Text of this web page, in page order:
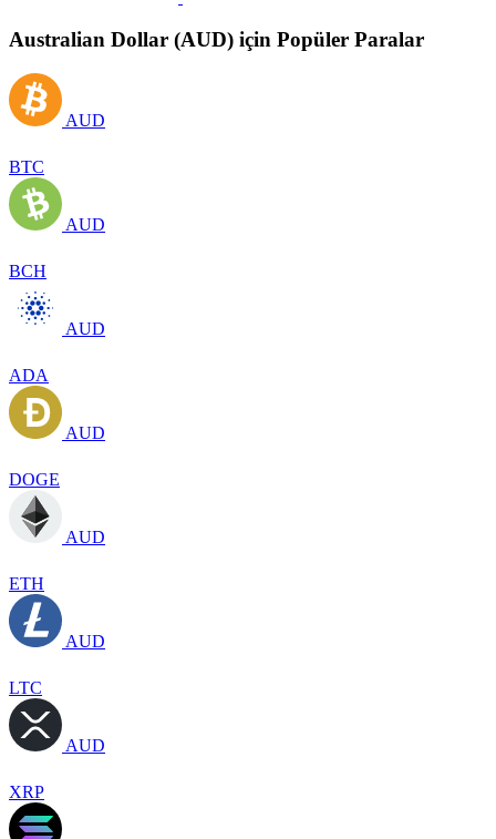
Australian Dollar (AUD) için Popüler Paralar
AUD
BTC
AUD
BCH
AUD
ADA
AUD
DOGE
AUD
ETH
AUD
LTC
AUD
XRP